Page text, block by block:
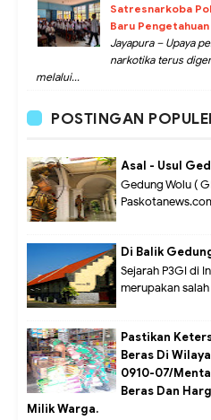
Satresnarkoba
Baru
Jayapura – Upaya
narkotika terus
melalui...
POSTINGAN
Asal - Usul
Gedung Wolu (
Di Balik
Sejarah P3GI di
merupakan
Pastikan
Beras Di
0910-07/
Beras Dan
Milik Warga.